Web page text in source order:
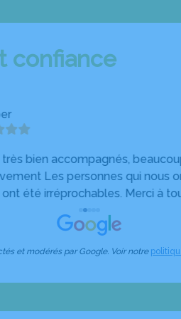
confiance
bien accompagnés,
Les personnes qui nous
été irréprochables. Merci à
et modérés par Google. Voir notre